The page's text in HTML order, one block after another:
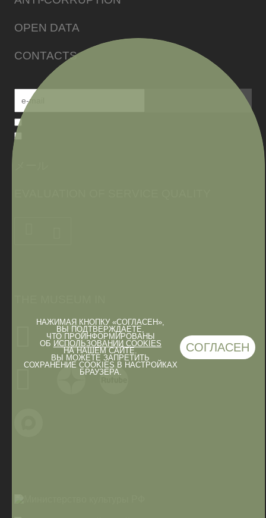
НАЖИМАЯ КНОПКУ «СОГЛАСЕН»,
ВЫ ПОДТВЕРЖДАЕТЕ,
ЧТО ПРОИНФОРМИРОВАНЫ
ОБ ИСПОЛЬЗОВАНИИ COOKIES
НА НАШЕМ САЙТЕ.
ВЫ МОЖЕТЕ ЗАПРЕТИТЬ
СОХРАНЕНИЕ COOKIES В НАСТРОЙКАХ
БРАУЗЕРА.
СОГЛАСЕН
OPEN DATA
CONTACTS